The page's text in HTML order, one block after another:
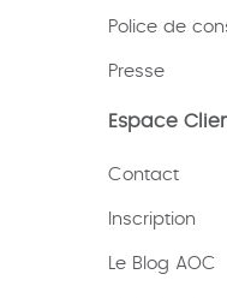
Police de
Presse
Espace
Contact
Inscription
Le Blog AOC